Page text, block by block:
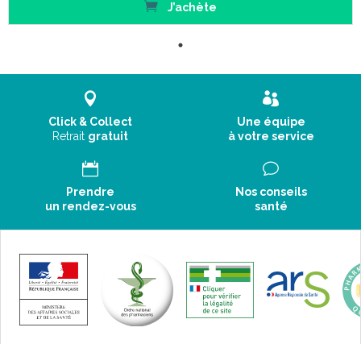
J’achète
Click & Collect
Retrait gratuit
Une équipe
à votre service
Prendre
un rendez-vous
Nos conseils
santé